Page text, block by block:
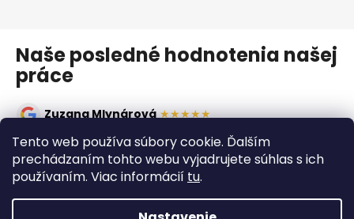
Tento web používa súbory cookie. Ďalším
prechádzaním tohto webu vyjadrujete súhlas s ich
používaním. Viac informácií tu.
Naše posledné hodnotenia našej
práce
Zuzana Mlynárová ★★★★★
Oceňujem rýchlosť a odborný prístup. Vírivka montovaná
načas, všetko prebehlo výborne, odporúčam!
Ivan Bolacký ★★★★★
Dobré ceny, ochotné poradenstvo. Rýchly servis a kvalitná